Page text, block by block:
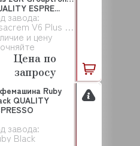
завода:
Visacrem V6 Plus 2GR Grouptronic
и цену
ESPRE...
Цена по
запросу
завода:
Black
Ruby
QUALITY